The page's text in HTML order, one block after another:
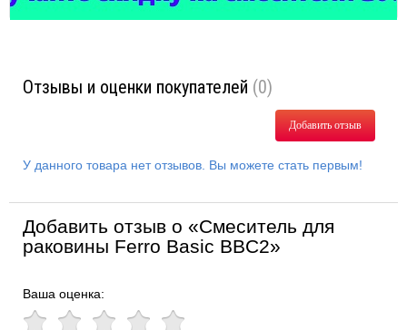
Отзывы и оценки покупателей (0)
Добавить отзыв
У данного товара нет отзывов. Вы можете стать первым!
Добавить отзыв о «Смеситель для
раковины Ferro Basic BBC2»
Ваша оценка: